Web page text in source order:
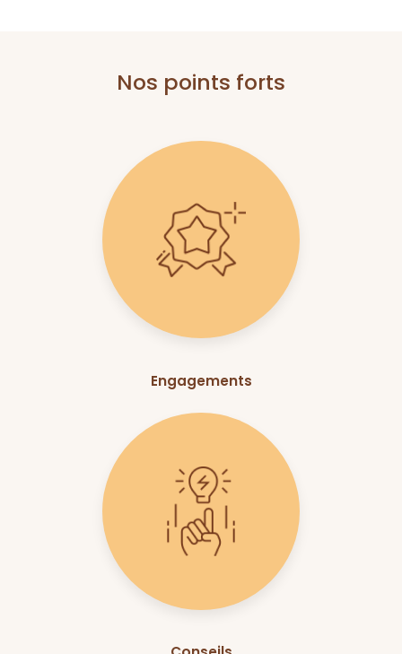
Nos points forts
Engagements